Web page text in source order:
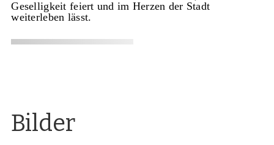
Geselligkeit feiert und im Herzen der Stadt
weiterleben lässt.
Bilder